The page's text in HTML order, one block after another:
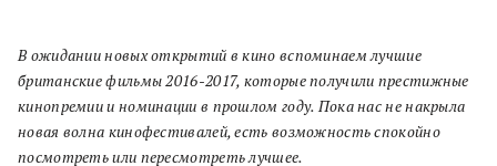
В ожидании новых открытий в кино вспоминаем лучшие
британские фильмы 2016-2017, которые получили престижные
кинопремии и номинации в прошлом году. Пока нас не накрыла
новая волна кинофестивалей, есть возможность спокойно
посмотреть или пересмотреть лучшее.